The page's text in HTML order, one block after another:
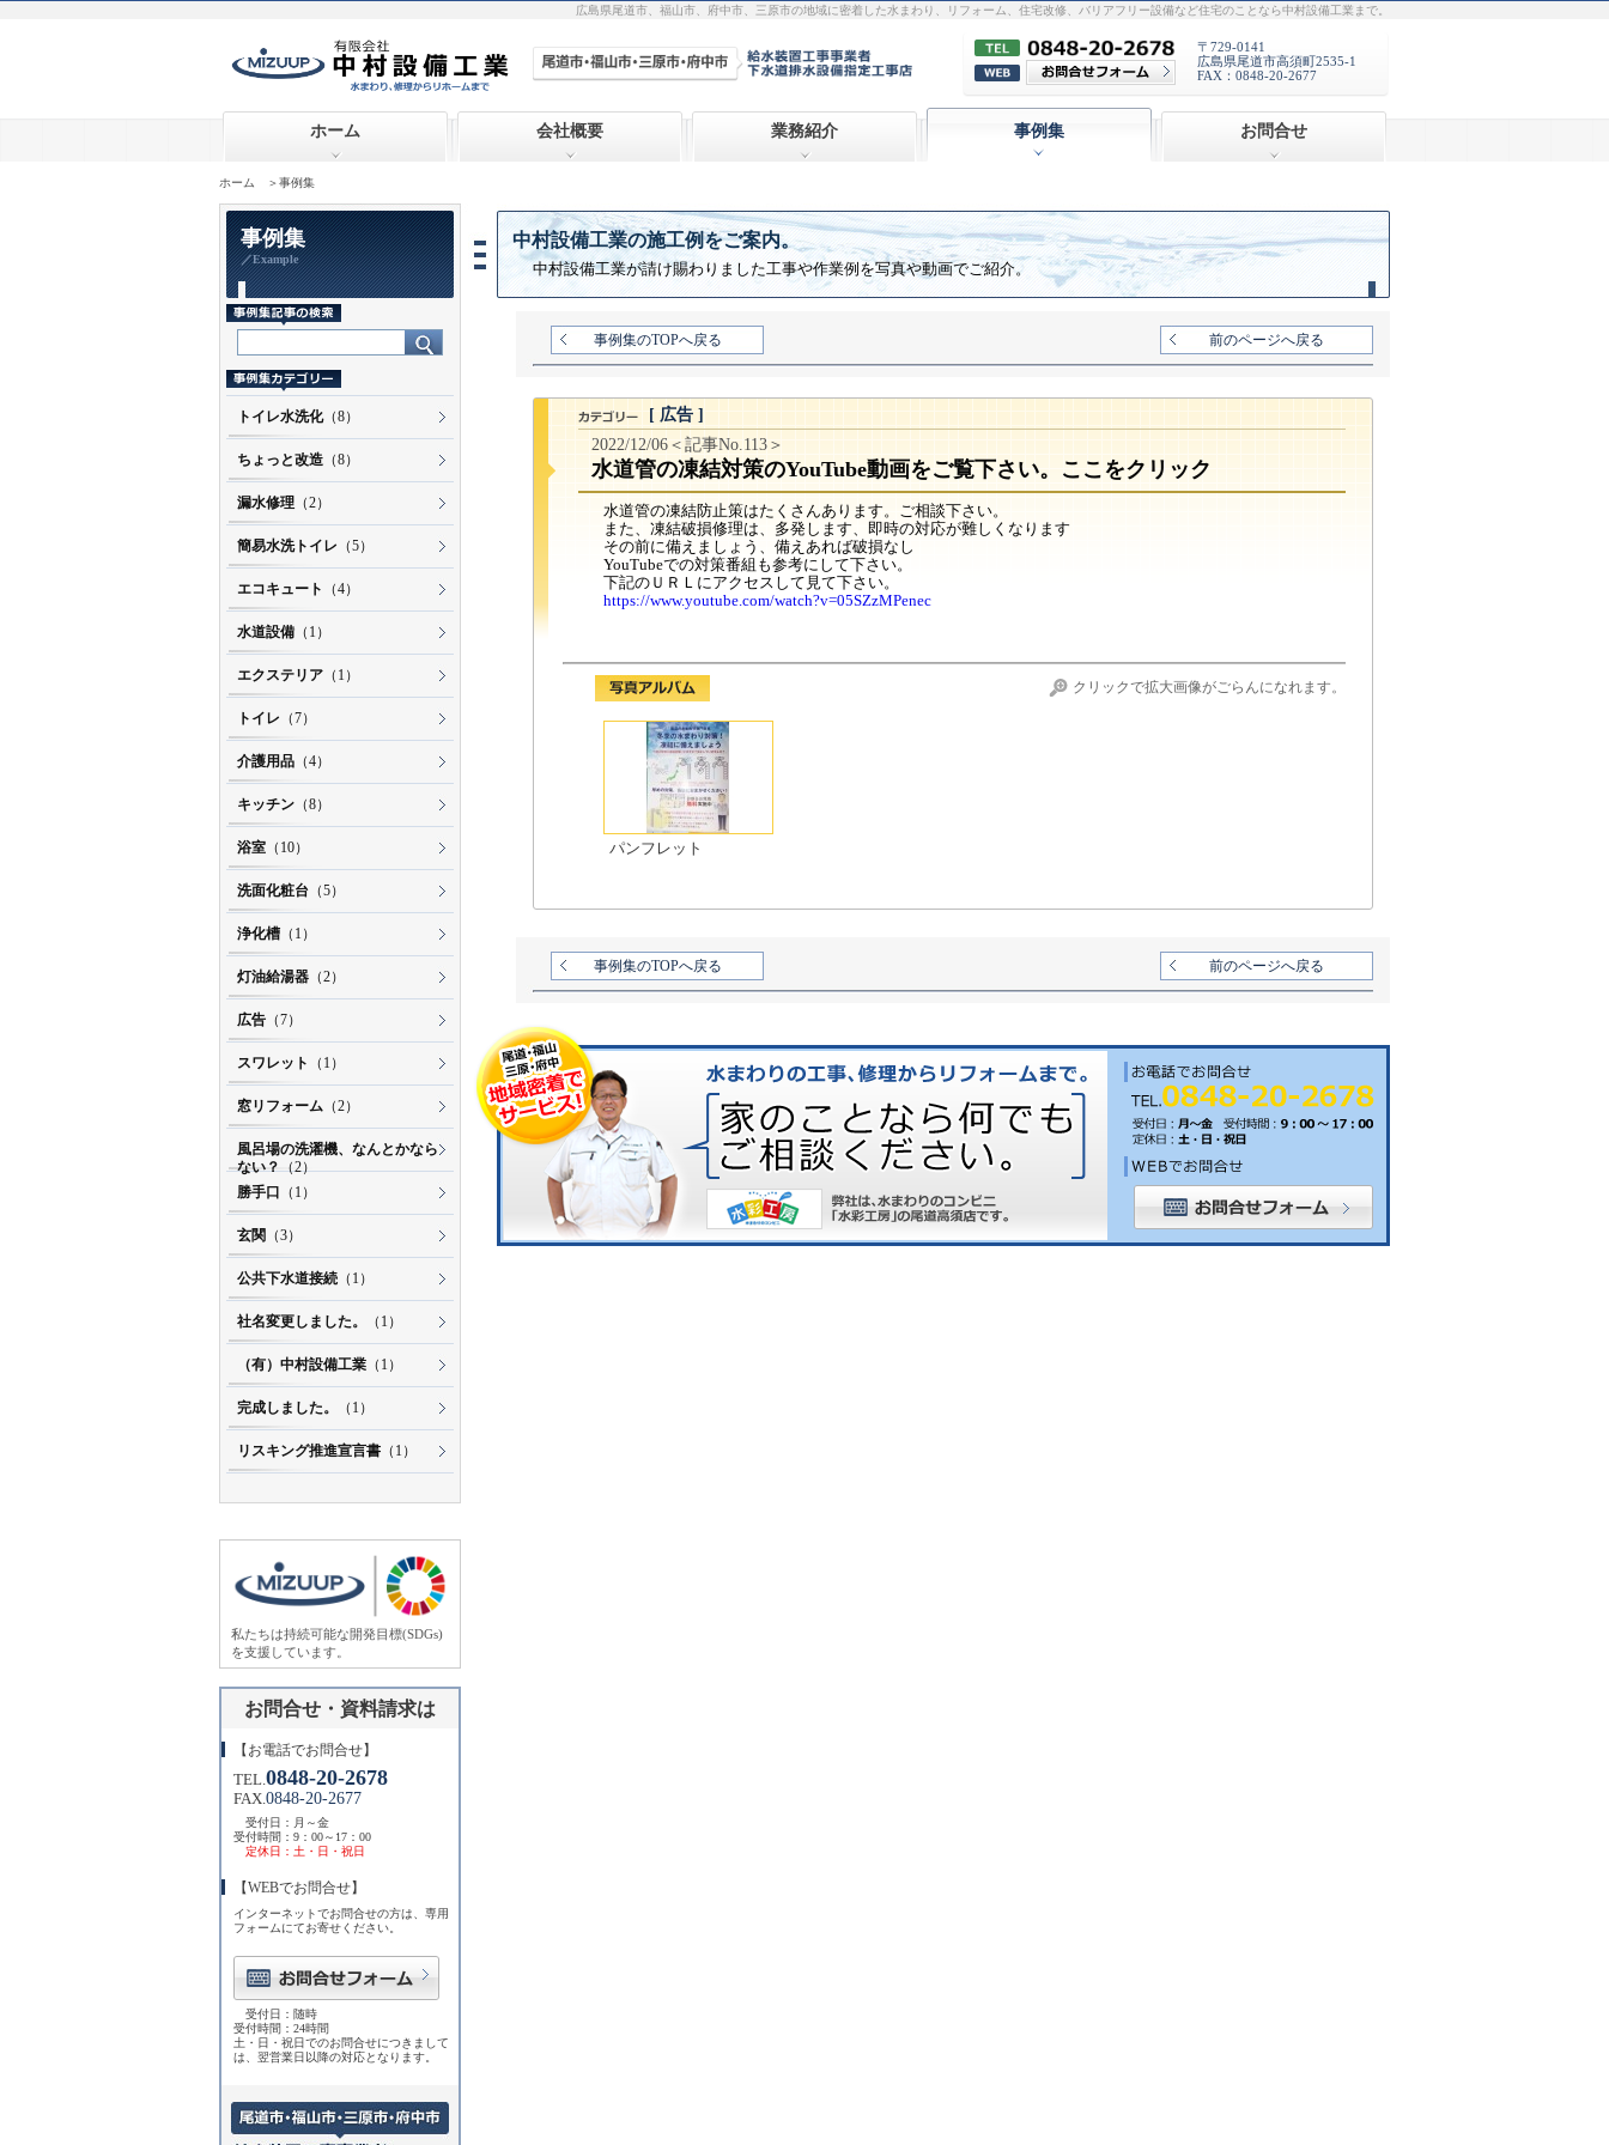
広島県尾道市、福山市、府中市、三原市の地域に密着した水まわり、リフォーム、住宅改修、バリアフリー設備など住宅のことなら中村設備工業まで。
〒729-0141
広島県尾道市高須町2535-1
FAX：0848-20-2677
ホーム 会社概要 業務紹介 事例集 お問合せ
ホーム ＞事例集
事例集
／Example
中村設備工業の施工例をご案内。
中村設備工業が請け賜わりました工事や作業例を写真や動画でご紹介。
前のページへ戻る
事例集のTOPへ戻る
[ 広告 ]
2022/12/06＜記事No.113＞
水道管の凍結対策のYouTube動画をご覧下さい。ここをクリック
水道管の凍結防止策はたくさんあります。ご相談下さい。
また、凍結破損修理は、多発します、即時の対応が難しくなります
その前に備えましょう、備えあれば破損なし
YouTubeでの対策番組も参考にして下さい。
下記のＵＲＬにアクセスして見て下さい。
https://www.youtube.com/watch?v=05SZzMPenec
クリックで拡大画像がごらんになれます。
パンフレット
前のページへ戻る
事例集のTOPへ戻る
トイレ水洗化（8）
ちょっと改造 （8）
漏水修理 （2）
簡易水洗トイレ （5）
エコキュート （4）
水道設備 （1）
エクステリア （1）
トイレ （7）
介護用品 （4）
キッチン （8）
浴室 （10）
洗面化粧台 （5）
浄化槽 （1）
灯油給湯器 （2）
広告 （7）
スワレット （1）
窓リフォーム （2）
風呂場の洗濯機、なんとかなら
ない？（2）
勝手口
（1）
玄関 （3）
公共下水道接続 （1）
社名変更しました。 （1）
（有）中村設備工業 （1）
完成しました。 （1）
リスキング推進宣言書 （1）
私たちは持続可能な開発目標(SDGs)
を支援しています。
お問合せ・資料請求は
【お電話でお問合せ】
TEL. 0848-20-2678
FAX. 0848-20-2677
受付日：月～金
受付時間：9：00～17：00
定休日：土・日・祝日
【WEBでお問合せ】
インターネットでお問合せの方は、専用
フォームにてお寄せください。
受付日：随時
受付時間：24時間
土・日・祝日でのお問合せにつきまして
は、翌営業日以降の対応となります。